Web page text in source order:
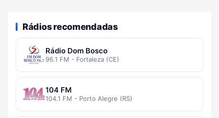
Rádios recomendadas
Rádio Dom Bosco
96.1 FM - Fortaleza (CE)
104 FM
104.1 FM - Porto Alegre (RS)